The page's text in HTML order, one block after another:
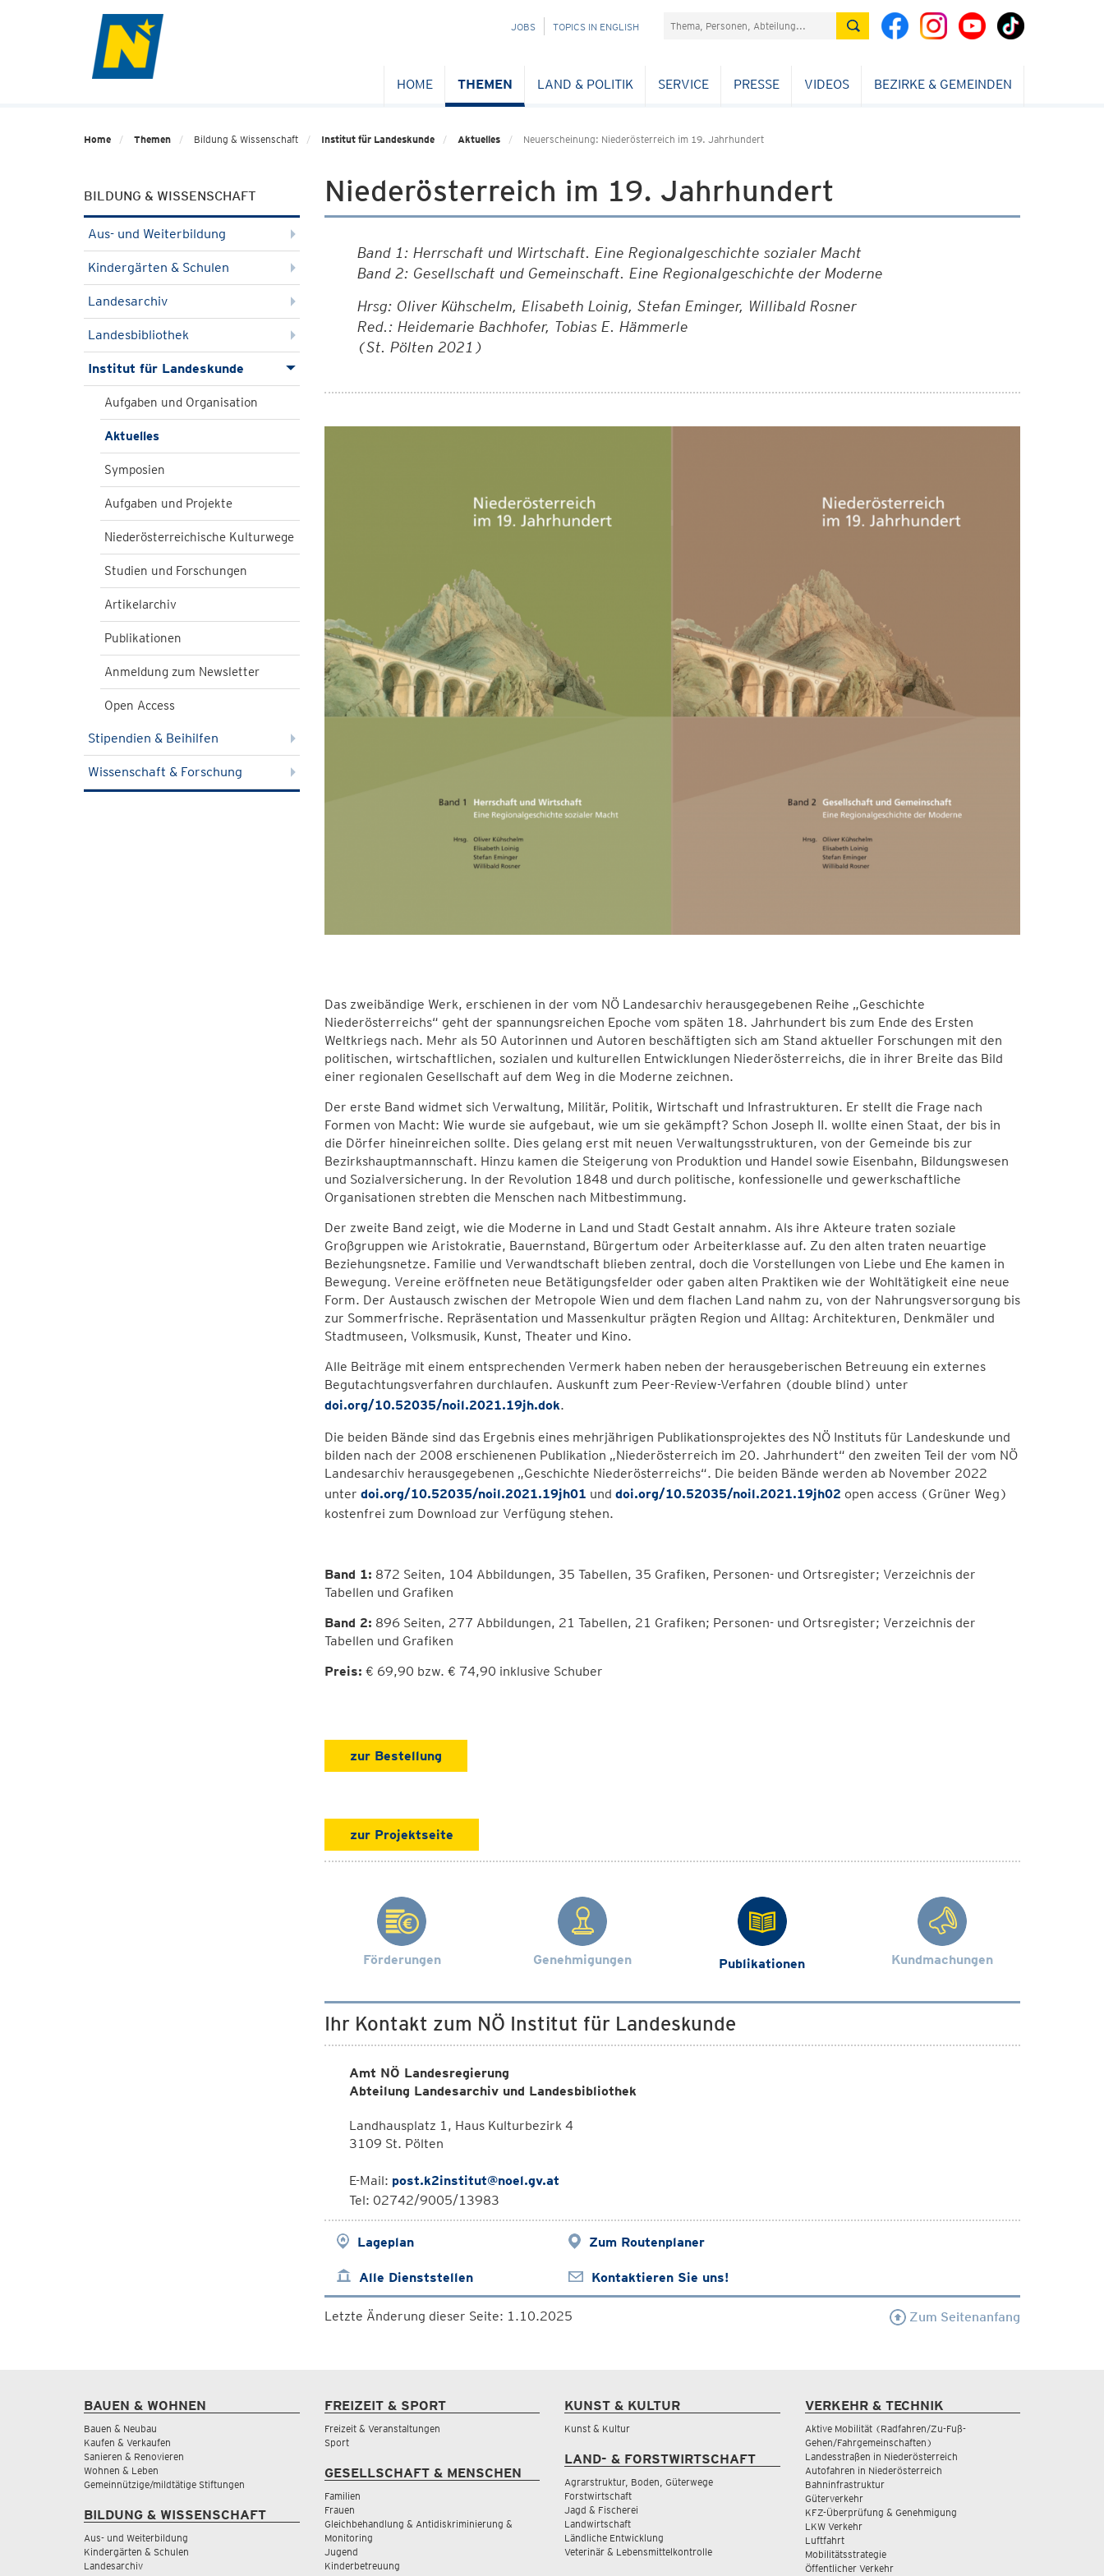
NAVIGATION
JOBS TOPICS IN ENGLISH Suchefeld
HOME THEMEN LAND & POLITIK SERVICE PRESSE VIDEOS BEZIRKE & GEMEINDEN
Home Themen Bildung & Wissenschaft Institut für Landeskunde Aktuelles Neuerscheinung: Niederösterreich im 19. Jahrhundert
BILDUNG & WISSENSCHAFT
Aus- und Weiterbildung
Kindergärten & Schulen
Landesarchiv
Landesbibliothek
Institut für Landeskunde
Aufgaben und Organisation
Aktuelles
Symposien
Aufgaben und Projekte
Niederösterreichische Kulturwege
Studien und Forschungen
Artikelarchiv
Publikationen
Anmeldung zum Newsletter
Open Access
Stipendien & Beihilfen
Wissenschaft & Forschung
Niederösterreich im 19. Jahrhundert
Band 1: Herrschaft und Wirtschaft. Eine Regionalgeschichte sozialer Macht
Band 2: Gesellschaft und Gemeinschaft. Eine Regionalgeschichte der Moderne
Hrsg: Oliver Kühschelm, Elisabeth Loinig, Stefan Eminger, Willibald Rosner
Red.: Heidemarie Bachhofer, Tobias E. Hämmerle
(St. Pölten 2021)
Das zweibändige Werk, erschienen in der vom NÖ Landesarchiv herausgegebenen Reihe „Geschichte
Niederösterreichs“ geht der spannungsreichen Epoche vom späten 18. Jahrhundert bis zum Ende des Ersten
Weltkriegs nach. Mehr als 50 Autorinnen und Autoren beschäftigten sich am Stand aktueller Forschungen mit den
politischen, wirtschaftlichen, sozialen und kulturellen Entwicklungen Niederösterreichs, die in ihrer Breite das Bild
einer regionalen Gesellschaft auf dem Weg in die Moderne zeichnen.
Der erste Band widmet sich Verwaltung, Militär, Politik, Wirtschaft und Infrastrukturen. Er stellt die Frage nach
Formen von Macht: Wie wurde sie aufgebaut, wie um sie gekämpft? Schon Joseph II. wollte einen Staat, der bis in
die Dörfer hineinreichen sollte. Dies gelang erst mit neuen Verwaltungsstrukturen, von der Gemeinde bis zur
Bezirkshauptmannschaft. Hinzu kamen die Steigerung von Produktion und Handel sowie Eisenbahn, Bildungswesen
und Sozialversicherung. In der Revolution 1848 und durch politische, konfessionelle und gewerkschaftliche
Organisationen strebten die Menschen nach Mitbestimmung.
Der zweite Band zeigt, wie die Moderne in Land und Stadt Gestalt annahm. Als ihre Akteure traten soziale
Großgruppen wie Aristokratie, Bauernstand, Bürgertum oder Arbeiterklasse auf. Zu den alten traten neuartige
Beziehungsnetze. Familie und Verwandtschaft blieben zentral, doch die Vorstellungen von Liebe und Ehe kamen in
Bewegung. Vereine eröffneten neue Betätigungsfelder oder gaben alten Praktiken wie der Wohltätigkeit eine neue
Form. Der Austausch zwischen der Metropole Wien und dem flachen Land nahm zu, von der Nahrungsversorgung bis
zur Sommerfrische. Repräsentation und Massenkultur prägten Region und Alltag: Architekturen, Denkmäler und
Stadtmuseen, Volksmusik, Kunst, Theater und Kino.
Alle Beiträge mit einem entsprechenden Vermerk haben neben der herausgeberischen Betreuung ein externes
Begutachtungsverfahren durchlaufen. Auskunft zum Peer-Review-Verfahren (double blind) unter
doi.org/10.52035/noil.2021.19jh.dok.
Die beiden Bände sind das Ergebnis eines mehrjährigen Publikationsprojektes des NÖ Instituts für Landeskunde und
bilden nach der 2008 erschienenen Publikation „Niederösterreich im 20. Jahrhundert“ den zweiten Teil der vom NÖ
Landesarchiv herausgegebenen „Geschichte Niederösterreichs“. Die beiden Bände werden ab November 2022
unter doi.org/10.52035/noil.2021.19jh01 und doi.org/10.52035/noil.2021.19jh02 open access (Grüner Weg)
kostenfrei zum Download zur Verfügung stehen.
Band 1: 872 Seiten, 104 Abbildungen, 35 Tabellen, 35 Grafiken, Personen- und Ortsregister; Verzeichnis der
Tabellen und Grafiken
Band 2: 896 Seiten, 277 Abbildungen, 21 Tabellen, 21 Grafiken; Personen- und Ortsregister; Verzeichnis der
Tabellen und Grafiken
Preis: € 69,90 bzw. € 74,90 inklusive Schuber
zur Bestellung
zur Projektseite
Förderungen Genehmigungen Publikationen Kundmachungen
Ihr Kontakt zum NÖ Institut für Landeskunde
Amt NÖ Landesregierung
Abteilung Landesarchiv und Landesbibliothek
Landhausplatz 1, Haus Kulturbezirk 4
3109 St. Pölten
E-Mail: post.k2institut@noel.gv.at
Tel: 02742/9005/13983
Lageplan Zum Routenplaner
Alle Dienststellen Kontaktieren Sie uns!
Letzte Änderung dieser Seite: 1.10.2025 Zum Seitenanfang
BAUEN & WOHNEN
Bauen & Neubau
Kaufen & Verkaufen
Sanieren & Renovieren
Wohnen & Leben
Gemeinnützige/mildtätige Stiftungen
BILDUNG & WISSENSCHAFT
Aus- und Weiterbildung
Kindergärten & Schulen
Landesarchiv
FREIZEIT & SPORT
Freizeit & Veranstaltungen
Sport
GESELLSCHAFT & MENSCHEN
Familien
Frauen
Gleichbehandlung & Antidiskriminierung &
Monitoring
Jugend
Kinderbetreuung
KUNST & KULTUR
Kunst & Kultur
LAND- & FORSTWIRTSCHAFT
Agrarstruktur, Boden, Güterwege
Forstwirtschaft
Jagd & Fischerei
Landwirtschaft
Ländliche Entwicklung
Veterinär & Lebensmittelkontrolle
VERKEHR & TECHNIK
Aktive Mobilität (Radfahren/Zu-Fuß-
Gehen/Fahrgemeinschaften)
Landesstraßen in Niederösterreich
Autofahren in Niederösterreich
Bahninfrastruktur
Güterverkehr
KFZ-Überprüfung & Genehmigung
LKW Verkehr
Luftfahrt
Mobilitätsstrategie
Öffentlicher Verkehr